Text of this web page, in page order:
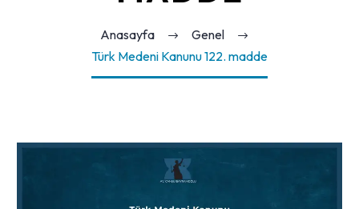
Anasayfa
Genel
Türk Medeni Kanunu 122. madde